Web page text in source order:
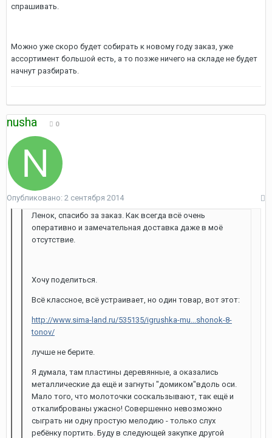
спрашивать.
Можно уже скоро будет собирать к новому году заказ, уже
ассортимент большой есть, а то позже ничего на складе не будет
начнут разбирать.
nusha 0
Опубликовано: 2 сентября 2014
Ленок, спасибо за заказ. Как всегда всё очень
оперативно и замечательная доставка даже в моё
отсутствие.
Хочу поделиться.
Всё классное, всё устраивает, но один товар, вот этот:
http://www.sima-land.ru/535135/igrushka-mu...shonok-8-
tonov/
лучше не берите.
Я думала, там пластины деревянные, а оказались
металлические да ещё и загнуты "домиком"вдоль оси.
Мало того, что молоточки соскальзывают, так ещё и
откалиброваны ужасно! Совершенно невозможно
сыграть ни одну простую мелодию - только слух
ребёнку портить. Буду в следующей закупке другой